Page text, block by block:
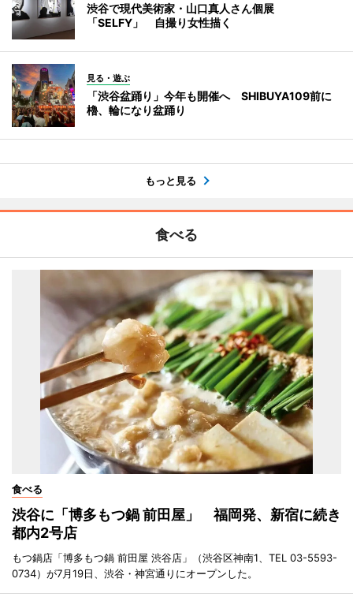
渋谷で現代美術家・山口真人さん個展
「SELFY」 自撮り女性描く
見る・遊ぶ
「渋谷盆踊り」今年も開催へ SHIBUYA109前に
櫓、輪になり盆踊り
もっと見る
食べる
食べる
渋谷に「博多もつ鍋 前田屋」 福岡発、新宿に続き
都内2号店
もつ鍋店「博多もつ鍋 前田屋 渋谷店」（渋谷区神南1、TEL 03-5593-
0734）が7月19日、渋谷・神宮通りにオープンした。